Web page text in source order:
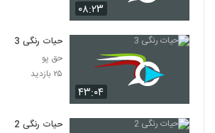
۰۸:۲۳
۴۳:۰۴
حیات رنگی 3
حق پو
۲۵ بازدید
حیات رنگی 2